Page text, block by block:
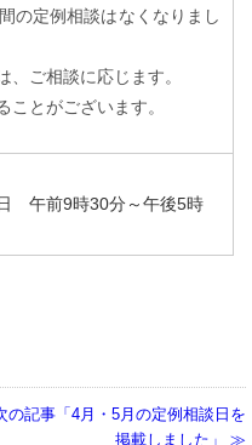
の定例相談はなくなりまし
、ご相談に応じます。
とがございます。
午前9時30分～午後5時
の記事「4月・5月の定例相談日を
掲載しました」